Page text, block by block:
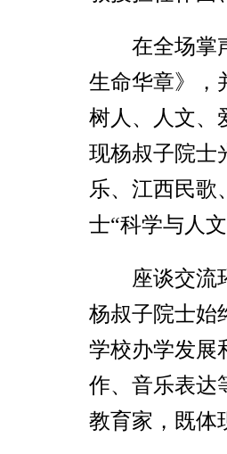
在全场掌
生命华章》，
树人、人文、
现杨叔子院士
乐、江西民歌
士“科学与人
座谈交流
杨叔子院士始
学校办学发展
作、音乐表达
教育家，既体